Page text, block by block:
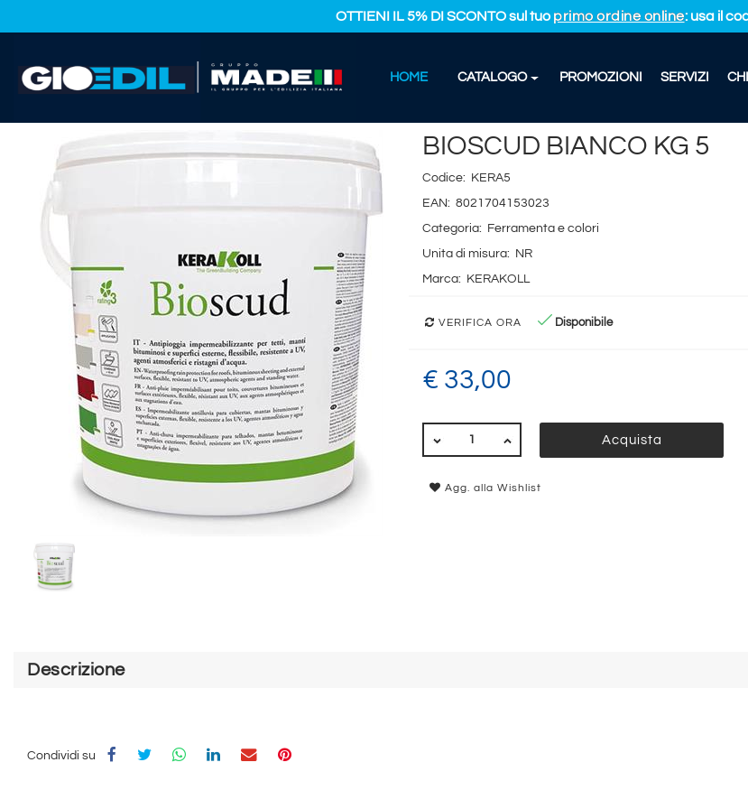
OTTIENI IL 5% DI SCONTO sul tuoprimo ordine online: usa il
HOME CATALOGO PROMOZIONI SERVIZI
HOME
CATALOGO PRODOTTI FERRAMENTA E COLORI BIOSCUD BIANCO KG 5
BIOSCUD BIANCO KG 5
Codice:
KERA5
EAN: 8021704153023
Categoria:
Ferramenta e colori
Unita di misura:
NR
Marca:
KERAKOLL
VERIFICA ORA Disponibile
€ 33,00
Acquista
Agg. alla Wishlist
Descrizione
Condividi su